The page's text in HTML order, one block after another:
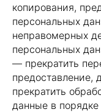
копирования,
персональных
неправомерных
персональных
— прекратить
предоставление,
прекратить
данные в